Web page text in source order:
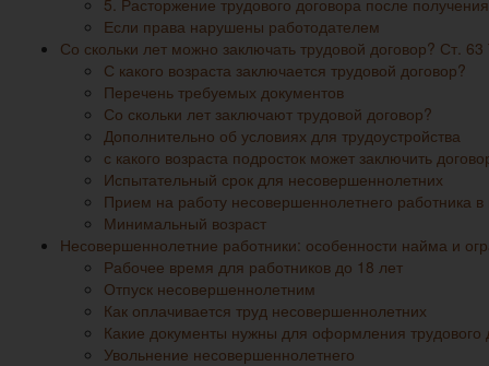
5. Расторжение трудового договора после
Если права нарушены работодателем
Со скольки лет можно заключать трудовой договор? Ст.
С какого возраста заключается трудовой договор?
Перечень требуемых документов
Со скольки лет заключают трудовой договор?
Дополнительно об условиях для трудоустройства
с какого возраста подросток может заключить
Испытательный срок для несовершеннолетних
Прием на работу несовершеннолетнего работника в
Минимальный возраст
Несовершеннолетние работники: особенности найма и
Рабочее время для работников до 18 лет
Отпуск несовершеннолетним
Как оплачивается труд несовершеннолетних
Какие документы нужны для оформления
Увольнение несовершеннолетнего